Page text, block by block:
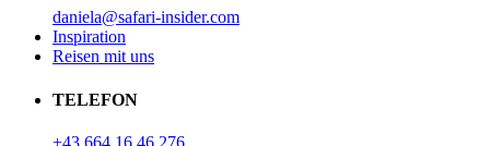
daniela@safari-insider.com
Inspiration
Reisen mit uns
TELEFON
+43 664 16 46 276